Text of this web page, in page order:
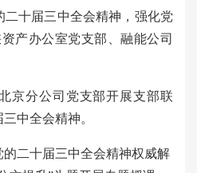
十届三中全会精神，强化党
产办公室党支部、融能公司
分公司党支部开展支部联
中全会精神。
二十届三中全会精神权威解